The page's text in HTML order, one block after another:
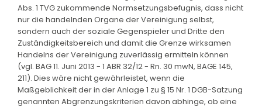
Abs. 1 TVG zukommende Normsetzungsbefugnis, dass nicht
nur die handelnden Organe der Vereinigung selbst,
sondern auch der soziale Gegenspieler und Dritte den
Zuständigkeitsbereich und damit die Grenze wirksamen
Handelns der Vereinigung zuverlässig ermitteln können
(vgl. BAG 11. Juni 2013 - 1 ABR 32/12 - Rn. 30 mwN, BAGE 145,
211). Dies wäre nicht gewährleistet, wenn die
Maßgeblichkeit der in der Anlage 1 zu § 15 Nr. 1 DGB-Satzung
genannten Abgrenzungskriterien davon abhinge, ob eine